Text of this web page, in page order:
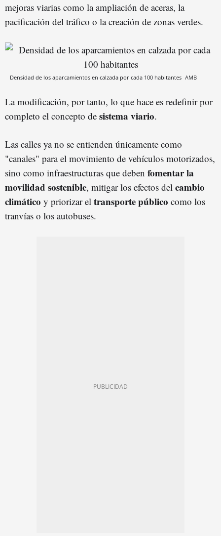
mejoras viarias como la ampliación de aceras, la
pacificación del tráfico o la creación de zonas verdes.
Densidad de los aparcamientos en calzada por cada 100 habitantes AMB
La modificación, por tanto, lo que hace es redefinir por
completo el concepto de sistema viario.
Las calles ya no se entienden únicamente como
"canales" para el movimiento de vehículos motorizados,
sino como infraestructuras que deben fomentar la
movilidad sostenible, mitigar los efectos del cambio
climático y priorizar el transporte público como los
tranvías o los autobuses.